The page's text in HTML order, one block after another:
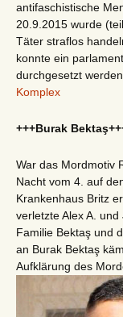
antifaschistische
20.9.2015 wurde
Täter straflos
konnte ein
durchgesetzt werden.
Komplex
+++Burak
War das Mordmotiv
Nacht vom 4. auf
Krankenhaus Britz
verletzte Alex A.
Familie Bektaş und
an Burak Bektaş
Aufklärung des